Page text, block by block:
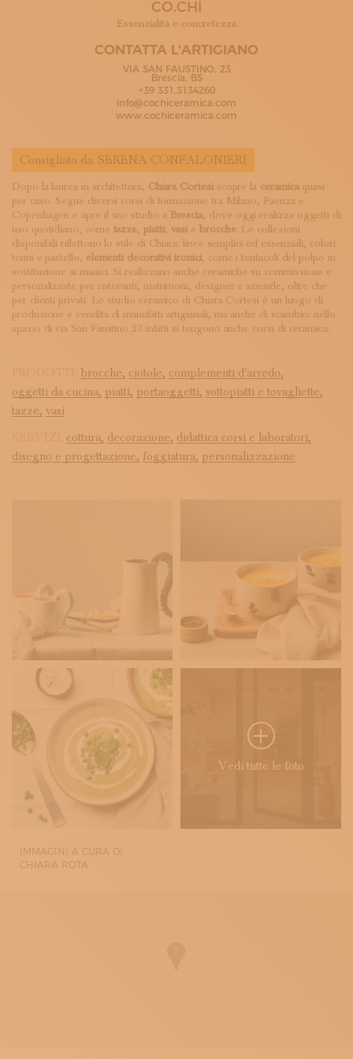
ISCRIVITI ALLA NEWSLETTER
LOGIN
CO.CHÌ
Essenzialità e concretezza
CONTATTA L'ARTIGIANO
VIA SAN FAUSTINO, 23
Brescia, BS
+39 331.3134260
info@cochiceramica.com
www.cochiceramica.com
Consigliato da: SERENA CONFALONIERI
Dopo la laurea in architettura, Chiara Cortesiscopre la ceramicaquasi
per caso. Segue diversi corsi di formazione tra Milano, Faenza e
Copenhagen e apre il suo studio a Brescia, dove oggi realizza oggetti di
uso quotidiano, come tazze,piatti, vasi ebrocche. Le collezioni
disponibili riflettono lo stile di Chiara: linee semplici ed essenziali, colori
tenui e pastello, elementi decorativi ironici, come i tentacoli del polpo in
sostituzione ai manici. Si realizzano anche ceramiche su commissione e
personalizzate per ristoranti, matrimoni, designer e aziende, oltre che
per clienti privati. Lo studio ceramico di Chiara Cortesi è un luogo di
produzione e vendita di manufatti artigianali, ma anche di scambio: nello
spazio di via San Faustino 23 infatti si tengono anche corsi di ceramica.
PRODOTTI: brocche, ciotole, complementi d'arredo,
oggetti da cucina, piatti, portaoggetti, sottopiatti e tovagliette,
tazze, vasi
SERVIZI: cottura, decorazione, didattica corsi e laboratori,
disegno e progettazione, foggiatura, personalizzazione
Vedi tutte le foto
IMMAGINI A CURA DI:
CHIARA ROTA